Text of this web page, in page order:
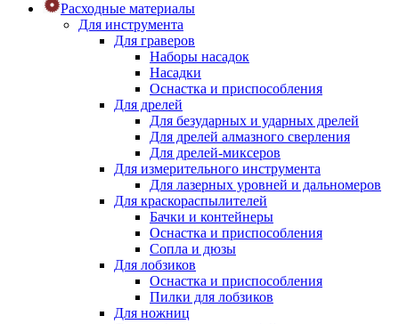
Расходные материалы
Для инструмента
Для граверов
Наборы насадок
Насадки
Оснастка и приспособления
Для дрелей
Для безударных и ударных дрелей
Для дрелей алмазного сверления
Для дрелей-миксеров
Для измерительного инструмента
Для лазерных уровней и дальномеров
Для краскораспылителей
Бачки и контейнеры
Оснастка и приспособления
Сопла и дюзы
Для лобзиков
Оснастка и приспособления
Пилки для лобзиков
Для ножниц